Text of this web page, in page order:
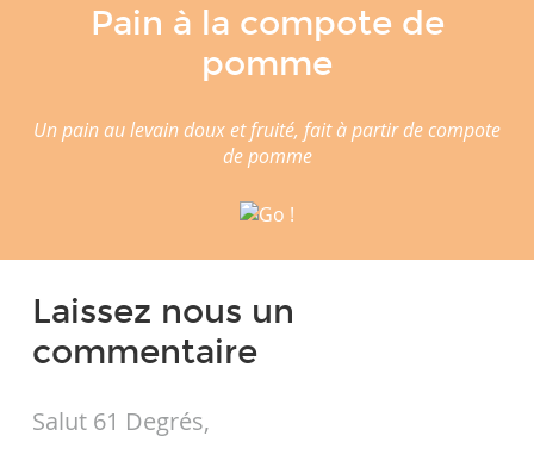
Pain à la compote de
pomme
Un pain au levain doux et fruité, fait à partir de compote
de pomme
Laissez nous un
commentaire
Salut 61 Degrés,